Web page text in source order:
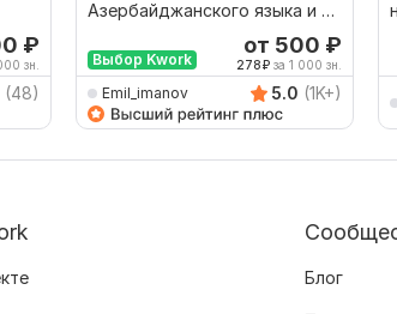
₽
зн.
(48)
Азербайджанского языка и на
Азербайджанский язык от
носителя
Выбор Kwork
от 500 ₽
278₽ за 1 000 зн.
Emil_imanov 5.0 (1K+)
Блог